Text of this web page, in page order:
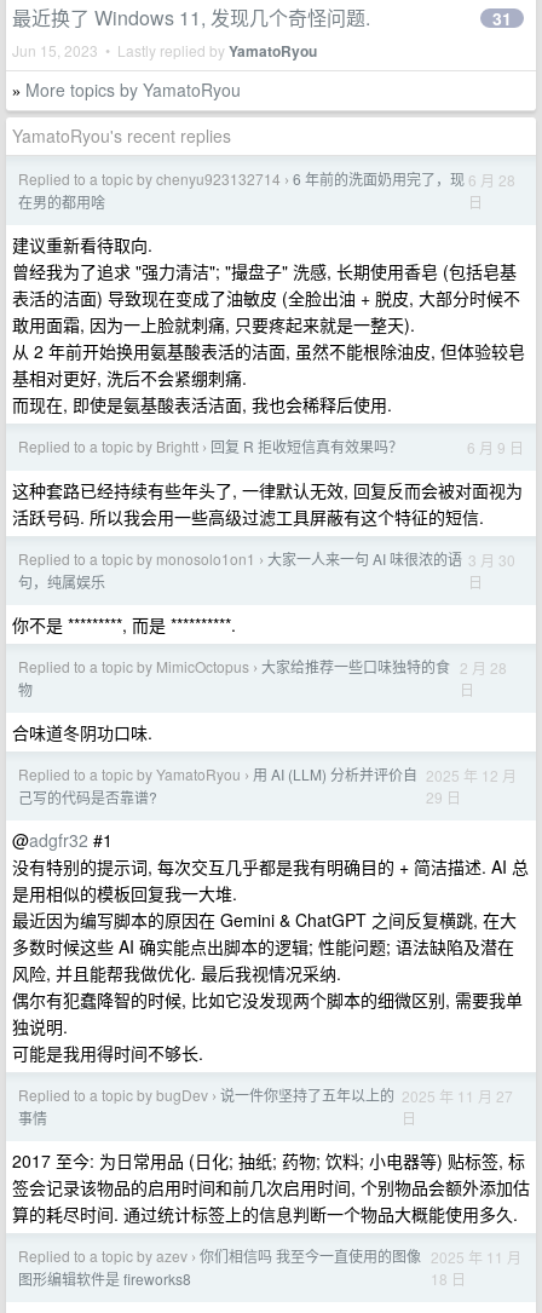
最近换了 Windows 11, 发现几个奇怪问题.
Jun 15, 2023 • Lastly replied byYamatoRyou
31
» More topics by YamatoRyou
YamatoRyou's recent replies
Replied to a topic by chenyu923132714 › 6 年前的洗面奶用完了，现
在男的都用啥
6 月 28
日
建议重新看待取向.
曾经我为了追求 "强力清洁"; "撮盘子" 洗感, 长期使用香皂 (包括皂基
表活的洁面) 导致现在变成了油敏皮 (全脸出油 + 脱皮, 大部分时候不
敢用面霜, 因为一上脸就刺痛, 只要疼起来就是一整天).
从 2 年前开始换用氨基酸表活的洁面, 虽然不能根除油皮, 但体验较皂
基相对更好, 洗后不会紧绷刺痛.
而现在, 即使是氨基酸表活洁面, 我也会稀释后使用.
Replied to a topic by Brightt › 回复 R 拒收短信真有效果吗？ 6 月 9 日
这种套路已经持续有些年头了, 一律默认无效, 回复反而会被对面视为
活跃号码. 所以我会用一些高级过滤工具屏蔽有这个特征的短信.
Replied to a topic by monosolo1on1 › 大家一人来一句 AI 味很浓的语
句，纯属娱乐
3 月 30
日
你不是 *********, 而是 **********.
Replied to a topic by MimicOctopus › 大家给推荐一些口味独特的食
物
2 月 28
日
合味道冬阴功口味.
Replied to a topic by YamatoRyou › 用 AI (LLM) 分析并评价自
己写的代码是否靠谱?
2025 年 12 月
29 日
@adgfr32 #1
没有特别的提示词, 每次交互几乎都是我有明确目的 + 简洁描述. AI 总
是用相似的模板回复我一大堆.
最近因为编写脚本的原因在 Gemini & ChatGPT 之间反复横跳, 在大
多数时候这些 AI 确实能点出脚本的逻辑; 性能问题; 语法缺陷及潜在
风险, 并且能帮我做优化. 最后我视情况采纳.
偶尔有犯蠢降智的时候, 比如它没发现两个脚本的细微区别, 需要我单
独说明.
可能是我用得时间不够长.
Replied to a topic by bugDev › 说一件你坚持了五年以上的
事情
2025 年 11 月 27
日
2017 至今: 为日常用品 (日化; 抽纸; 药物; 饮料; 小电器等) 贴标签, 标
签会记录该物品的启用时间和前几次启用时间, 个别物品会额外添加估
算的耗尽时间. 通过统计标签上的信息判断一个物品大概能使用多久.
Replied to a topic by azev › 你们相信吗 我至今一直使用的图像
图形编辑软件是 fireworks8
2025 年 11 月
18 日